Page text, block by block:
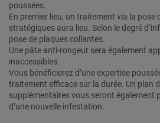
poussées.
En premier lieu, un traitement via la pose
stratégiques aura lieu. Selon le degré
pose de plaques collantes.
Une pâte anti-rongeur sera également
inaccessibles.
Vous bénéficierez d’une expertise
traitement efficace sur la durée. Un plan
supplémentaires vous seront également
d’une nouvelle infestation.